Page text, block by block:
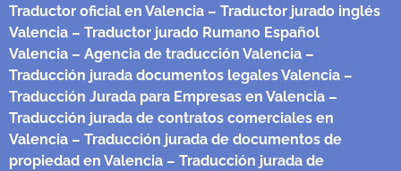
Traductor oficial en Valencia – Traductor jurado inglés
Valencia – Traductor jurado Rumano Español
Valencia – Agencia de traducción Valencia –
Traducción jurada documentos legales Valencia –
Traducción Jurada para Empresas en Valencia –
Traducción jurada de contratos comerciales en
Valencia – Traducción jurada de documentos de
propiedad en Valencia – Traducción jurada de